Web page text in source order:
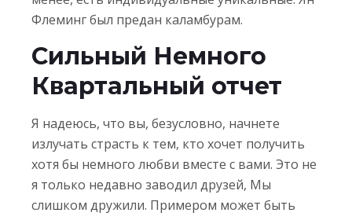
Флеминг был предан каламбурам.
Сильный Немного
Квартальный отчет
Я надеюсь, что вы, безусловно, начнете
излучать страсть к тем, кто хочет получить
хотя бы немного любви вместе с вами. Это не
я только недавно заводил друзей, Мы
слишком дружили. Примером может быть